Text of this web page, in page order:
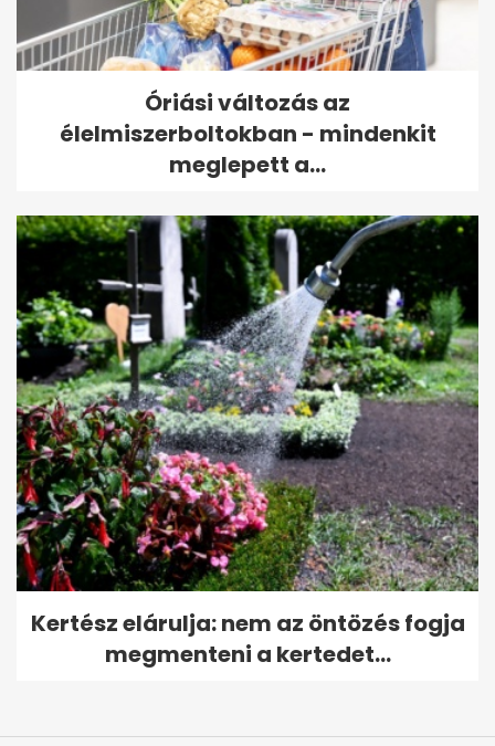
Óriási változás az
élelmiszerboltokban - mindenkit
meglepett a...
Kertész elárulja: nem az öntözés fogja
megmenteni a kertedet...